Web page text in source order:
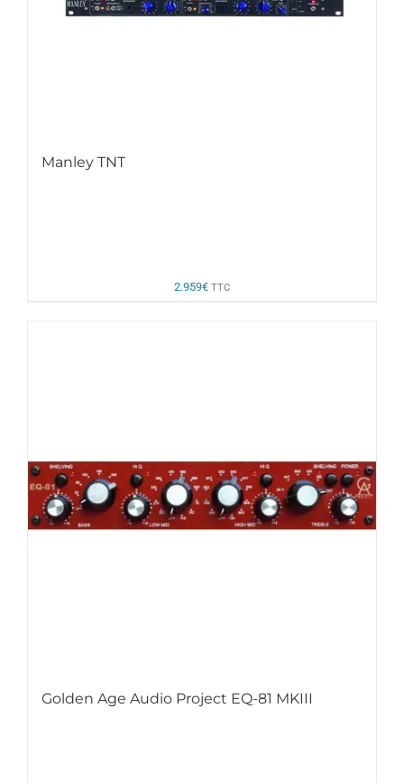
Manley TNT
2.959€ TTC
Golden Age Audio Project EQ-81 MKIII